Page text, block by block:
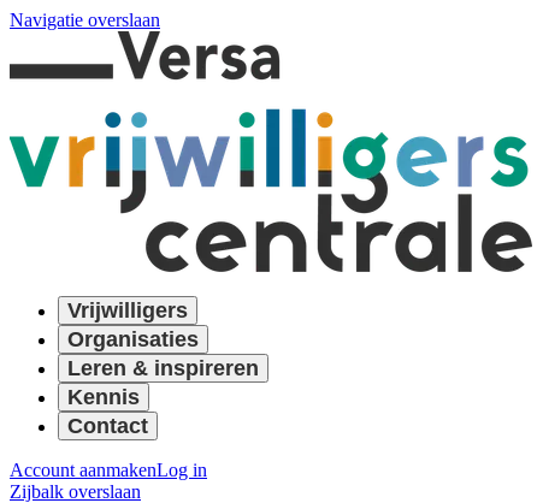
Navigatie overslaan
Vrijwilligers
Organisaties
Leren & inspireren
Kennis
Contact
Account aanmakenLog in
Zijbalk overslaan